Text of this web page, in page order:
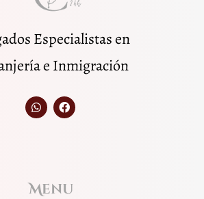
Especialistas en
e Inmigración
Menu